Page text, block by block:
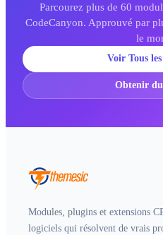
Parcourez plus de 60
CodeCanyon. Approuvé par
le
Voir Tous
Obtenir
Modules, plugins et extensions
logiciels qui résolvent de vrais